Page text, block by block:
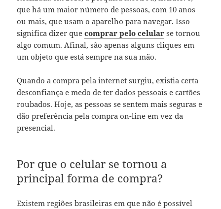
que há um maior número de pessoas, com 10 anos
ou mais, que usam o aparelho para navegar. Isso
significa dizer quecomprar pelo celular se tornou
algo comum. Afinal, são apenas alguns cliques em
um objeto que está sempre na sua mão.
Quando a compra pela internet surgiu, existia certa
desconfiança e medo de ter dados pessoais e cartões
roubados. Hoje, as pessoas se sentem mais seguras e
dão preferência pela compra on-line em vez da
presencial.
Por que o celular se tornou a
principal forma de compra?
Existem regiões brasileiras em que não é possível